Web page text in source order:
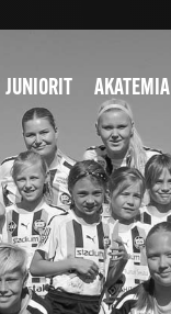
JUNIORIT AKATEMIA